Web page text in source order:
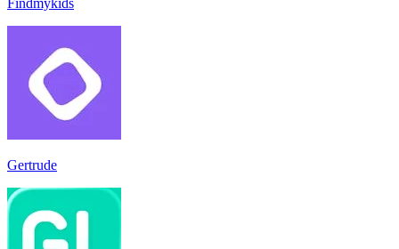
Gertrude